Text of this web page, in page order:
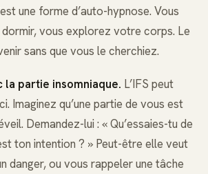
une forme d’auto-hypnose. Vous
dormir, vous explorez votre corps. Le
sans que vous le cherchiez.
la partie insomniaque. L’IFS peut
Imaginez qu’une partie de vous est
Demandez-lui : « Qu’essaies-tu de
ton intention ? » Peut-être elle veut
danger, ou vous rappeler une tâche